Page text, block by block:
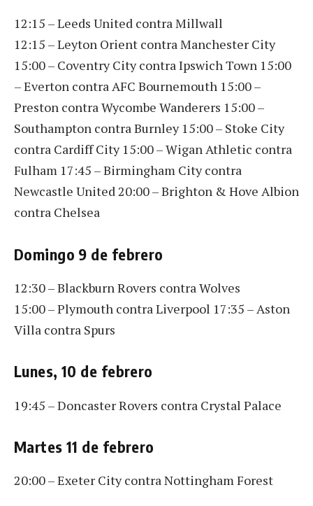
12:15 – Leeds United contra Millwall
12:15 – Leyton Orient contra Manchester City
15:00 – Coventry City contra Ipswich Town 15:00
– Everton contra AFC Bournemouth 15:00 –
Preston contra Wycombe Wanderers 15:00 –
Southampton contra Burnley 15:00 – Stoke City
contra Cardiff City 15:00 – Wigan Athletic contra
Fulham 17:45 – Birmingham City contra
Newcastle United 20:00 – Brighton & Hove Albion
contra Chelsea
Domingo 9 de febrero
12:30 – Blackburn Rovers contra Wolves
15:00 – Plymouth contra Liverpool 17:35 – Aston
Villa contra Spurs
Lunes, 10 de febrero
19:45 – Doncaster Rovers contra Crystal Palace
Martes 11 de febrero
20:00 – Exeter City contra Nottingham Forest